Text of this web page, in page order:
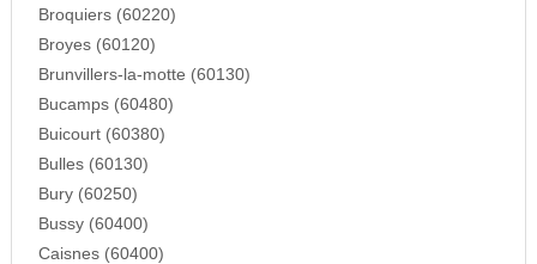
Broquiers (60220)
Broyes (60120)
Brunvillers-la-motte (60130)
Bucamps (60480)
Buicourt (60380)
Bulles (60130)
Bury (60250)
Bussy (60400)
Caisnes (60400)